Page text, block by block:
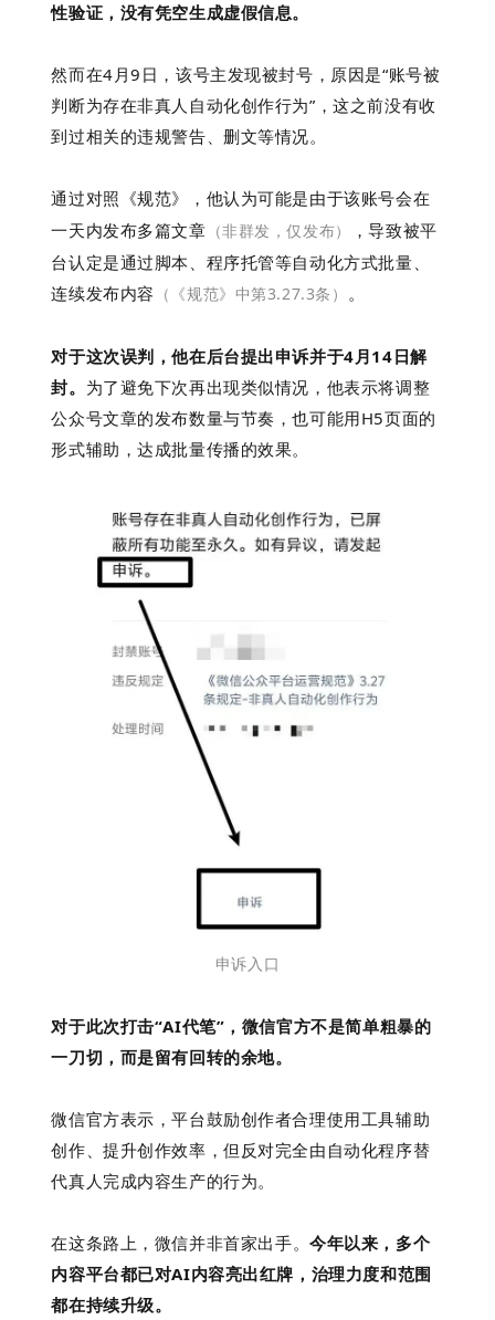
性验证，没有凭空生成虚假信息。
然而在4月9日，该号主发现被封号， 原因是“账号被
判断为存在非真人自动化创作行为”，这之前没有收
到过相关的违规警告、删文等情况。
通过对照《规范》，他认为可能是由于该账号会在
一天内发布多篇文章 （非群发，仅发布）
，导致被平
台认定是通过脚本、程序托管等自动化方式批量、
连续发布内容 （《规范》中第3.27.3条 ） 。
对于这次误判，他在后台提出申诉并于4月14日解
封。 为了避免下次再出现类似情况，他表示将调整
公众号文章的发布数量与节奏，也可能用H5页面的
形式辅助，达成批量传播的效果。
申诉入口
对于此次打击“AI代笔”，微信官方不是简单粗暴的
一刀切，而是留有回转的余地。
微信官方表示，平台鼓励创作者合理使用工具辅助
创作、提升创作效率，但反对完全由自动化程序替
代真人完成内容生产的行为。
在这条路上，微信并非首家出手。今年以来，多个
内容平台都已对AI内容亮出红牌，治理力度和范围
都在持续升级。